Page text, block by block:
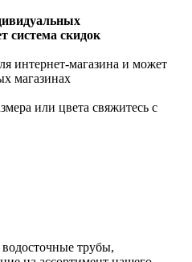
система скидок
интернет-магазина и может
магазинах
или цвета свяжитесь с
трубы,